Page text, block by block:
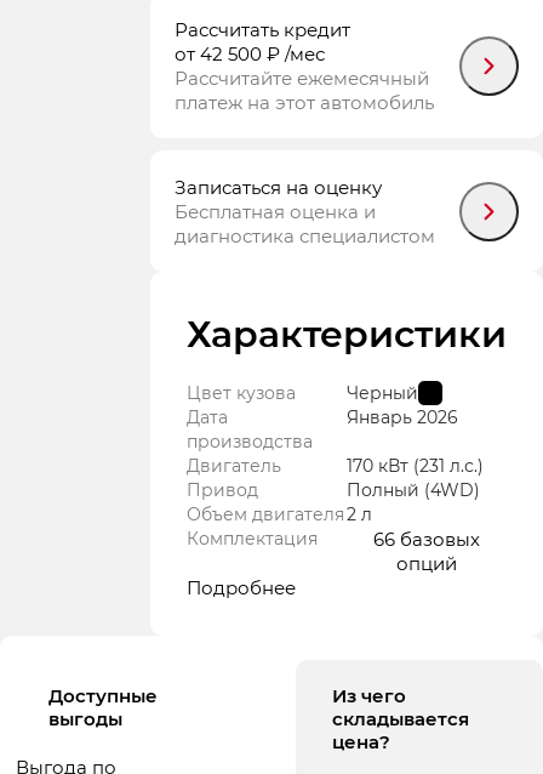
Рассчитать кредит
от 42 500 ₽ /мес
Рассчитайте ежемесячный
платеж на этот автомобиль
Записаться на оценку
Бесплатная оценка и
диагностика специалистом
Характеристики
Цвет кузова
Черный
Дата
производства
Январь 2026
Двигатель 170 кВт (231 л.с.)
Привод
Полный (4WD)
Объем двигателя2 л
Комплектация
66 базовых
опций
Подробнее
Доступные
выгоды
Выгода по
Из чего
складывается
цена?